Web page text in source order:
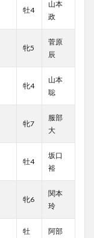
牡4
山本
政
牝5
菅原
辰
牝4
山本
聡
牝7
服部
大
牡4
坂口
裕
牝6
関本
玲
牡
阿部